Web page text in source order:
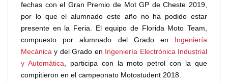
fechas con el Gran Premio de Mot GP de Cheste 2019,
por lo que el alumnado este año no ha podido estar
presente en la Feria. El equipo de Florida Moto Team,
compuesto por alumnado del Grado en Ingeniería
Mecánica y del Grado en Ingeniería Electrónica Industrial
y Automática, participa con la moto petrol con la que
compitieron en el campeonato Motostudent 2018.